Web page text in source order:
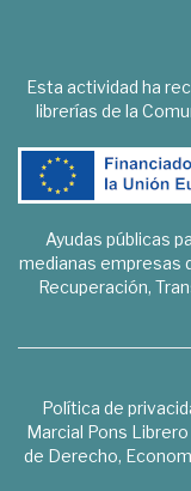
Esta actividad ha
librerías de la
Ayudas públicas
medianas empresas
Recuperación,
Política de
Marcial Pons
de Derecho,